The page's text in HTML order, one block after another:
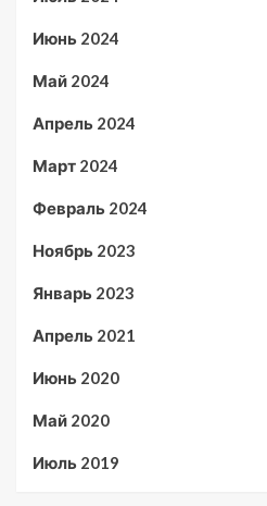
Июнь 2024
Май 2024
Апрель 2024
Март 2024
Февраль 2024
Ноябрь 2023
Январь 2023
Апрель 2021
Июнь 2020
Май 2020
Июль 2019